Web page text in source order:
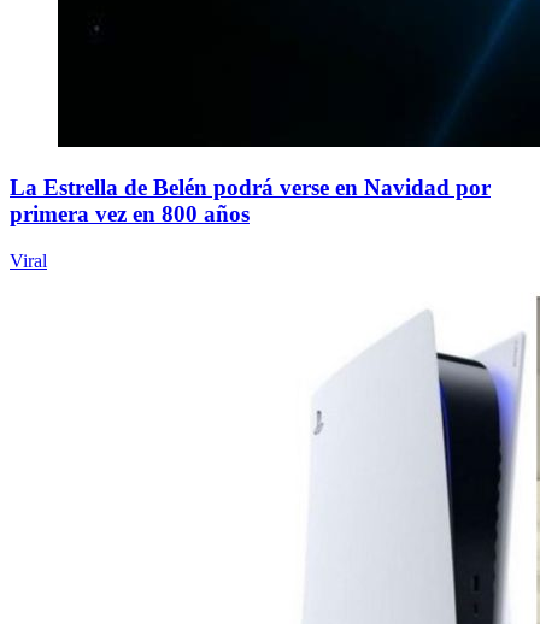
La Estrella de Belén podrá verse en Navidad por
primera vez en 800 años
Viral